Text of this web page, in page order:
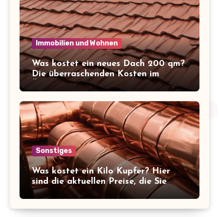
Immobilien und Wohnen
Was kostet ein neues Dach 200 qm?
Die überraschenden Kosten im
Überblick!
Sonstiges
Was kostet ein Kilo Kupfer? Hier
sind die aktuellen Preise, die Sie
kennen sollten!